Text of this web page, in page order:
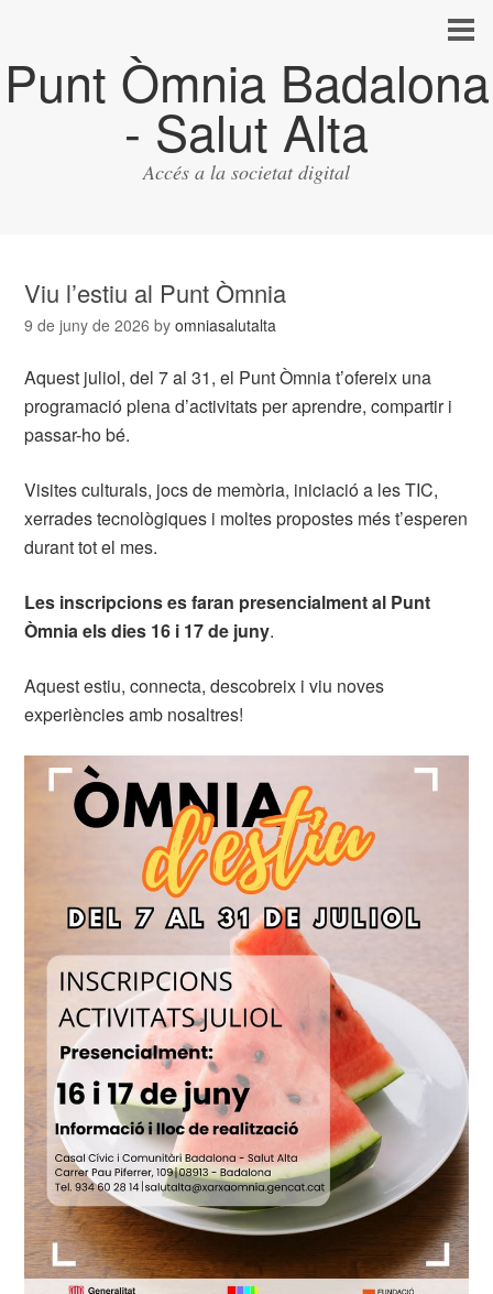
Punt Òmnia Badalona
- Salut Alta
Accés a la societat digital
Viu l’estiu al Punt Òmnia
9 de juny de 2026 byomniasalutalta
Aquest juliol, del 7 al 31, el Punt Òmnia t’ofereix una
programació plena d’activitats per aprendre, compartir i
passar-ho bé.
Visites culturals, jocs de memòria, iniciació a les TIC,
xerrades tecnològiques i moltes propostes més t’esperen
durant tot el mes.
Les inscripcions es faran presencialment al Punt
Òmnia els dies 16 i 17 de juny.
Aquest estiu, connecta, descobreix i viu noves
experiències amb nosaltres!